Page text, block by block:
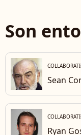
Son
Sean
Ryan